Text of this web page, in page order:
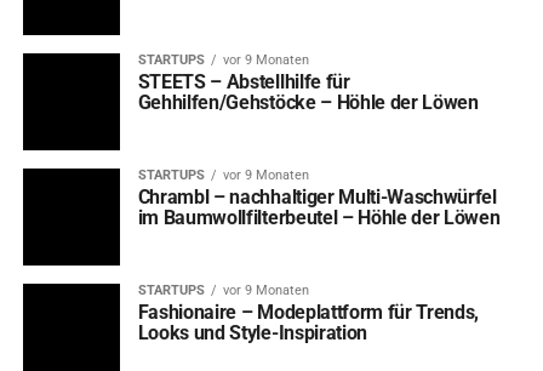
STARTUPS vor 9 Monaten
STEETS – Abstellhilfe für
Gehhilfen/Gehstöcke – Höhle der Löwen
STARTUPS vor 9 Monaten
Chrambl – nachhaltiger Multi-Waschwürfel
im Baumwollfilterbeutel – Höhle der Löwen
STARTUPS vor 9 Monaten
Fashionaire – Modeplattform für Trends,
Looks und Style-Inspiration